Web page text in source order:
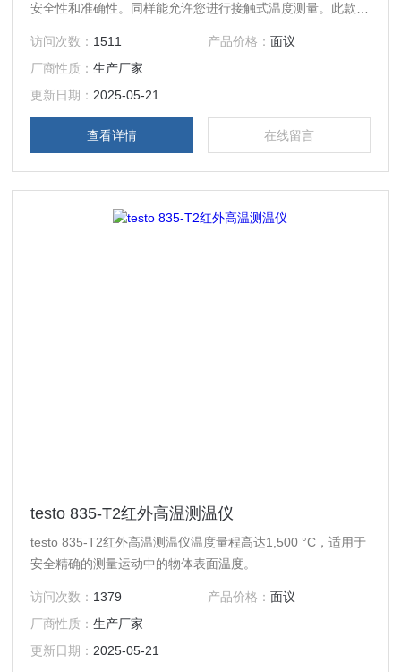
安全性和准确性。同样能允许您进行接触式温度测量。此款温
传感器同样可以用于自动测量特定表面的辐射级别，这样会方
便于随后的红外测量。
访问次数： 1511 产品价格： 面议
厂商性质：生产厂家
更新日期： 2025-05-21
查看详情 在线留言
testo 835-T2红外高温测温仪
testo 835-T2红外高温测温仪温度量程高达1,500 °C，适用于
安全精确的测量运动中的物体表面温度。
访问次数： 1379 产品价格： 面议
厂商性质：生产厂家
更新日期： 2025-05-21